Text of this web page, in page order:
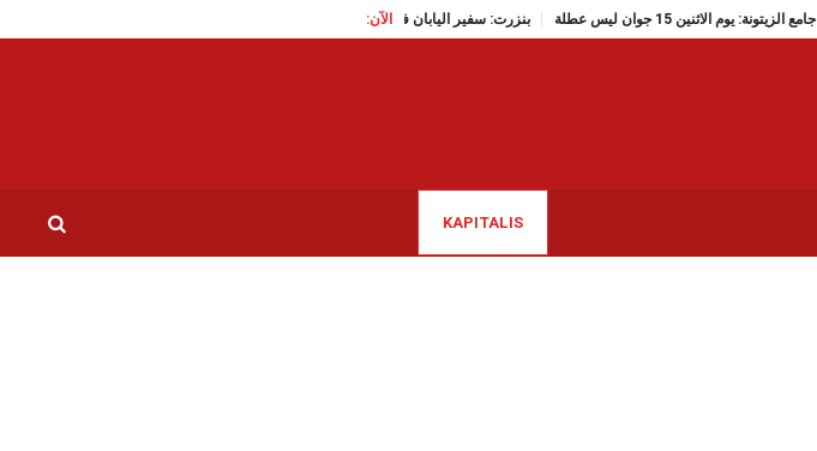
الآن: مشيخة جامع الزيتونة: يوم الاثنين 15 جوان ليس عطلة بنزرت: سفير اليابان في تونس يتابع المستوى التكنولوجي الرفيع لشركة يازاكي و
KAPITALIS